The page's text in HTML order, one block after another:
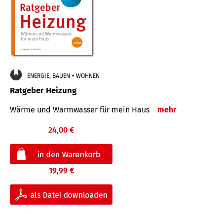
ENERGIE, BAUEN + WOHNEN
Ratgeber Heizung
Wärme und Warmwasser für mein Haus mehr
24,00 €
19,99 €